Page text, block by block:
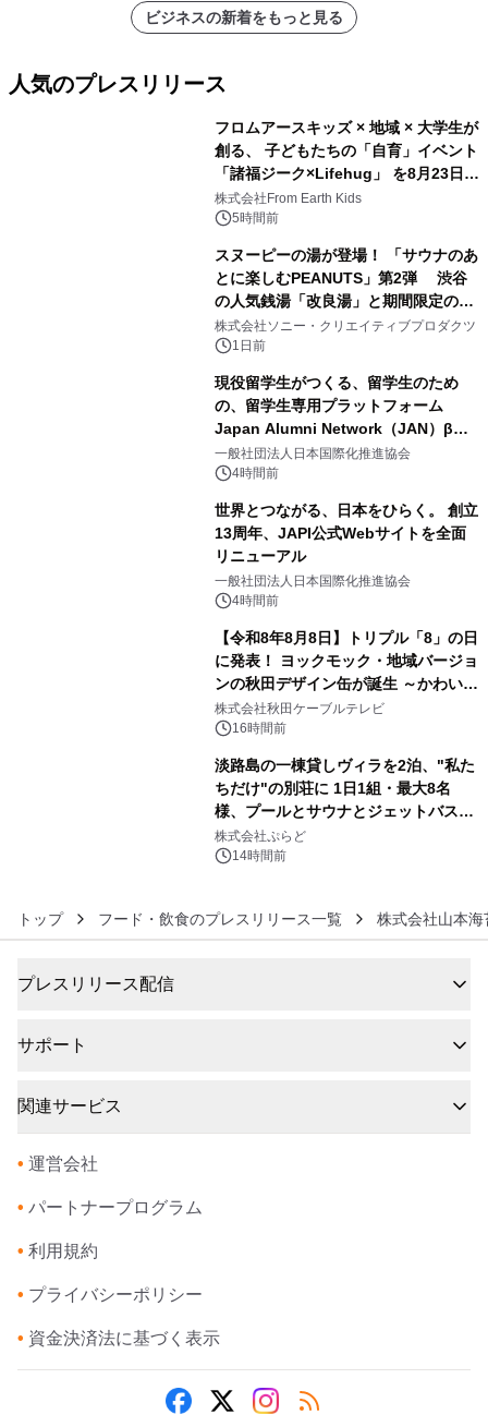
ビジネスの新着をもっと見る
人気のプレスリリース
フロムアースキッズ × 地域 × 大学生が
創る、 子どもたちの「自育」イベント
「諸福ジーク×Lifehug」 を8月23日
(日)開催
株式会社From Earth Kids
5時間前
スヌーピーの湯が登場！ 「サウナのあ
とに楽しむPEANUTS」第2弾 渋谷
の人気銭湯「改良湯」と期間限定のコ
ラボレーション サウナイキタイコラ
ボグッズも発売決定！
株式会社ソニー・クリエイティブプロダクツ
1日前
現役留学生がつくる、留学生のため
の、留学生専用プラットフォーム
Japan Alumni Network（JAN）β版
をリリース
一般社団法人日本国際化推進協会
4時間前
世界とつながる、日本をひらく。 創立
13周年、JAPI公式Webサイトを全面
リニューアル
一般社団法人日本国際化推進協会
4時間前
【令和8年8月8日】トリプル「8」の日
に発表！ ヨックモック・地域バージョ
ンの秋田デザイン缶が誕生 ～かわいい
秋田犬の子犬と秋田の四季と名所を巡
るパッケージ～ 9月1日(火)秋田県内で
株式会社秋田ケーブルテレビ
16時間前
淡路島の一棟貸しヴィラを2泊、"私た
ちだけ"の別荘に 1日1組・最大8名
様、プールとサウナとジェットバス付
きで Villa Mon Temps AWAJIの連泊
素泊りプラン
株式会社ぷらど
14時間前
トップ フード・飲食のプレスリリース一覧 株式会社山本海
プレスリリース配信
サポート
関連サービス
• 運営会社
• パートナープログラム
• 利用規約
• プライバシーポリシー
• 資金決済法に基づく表示